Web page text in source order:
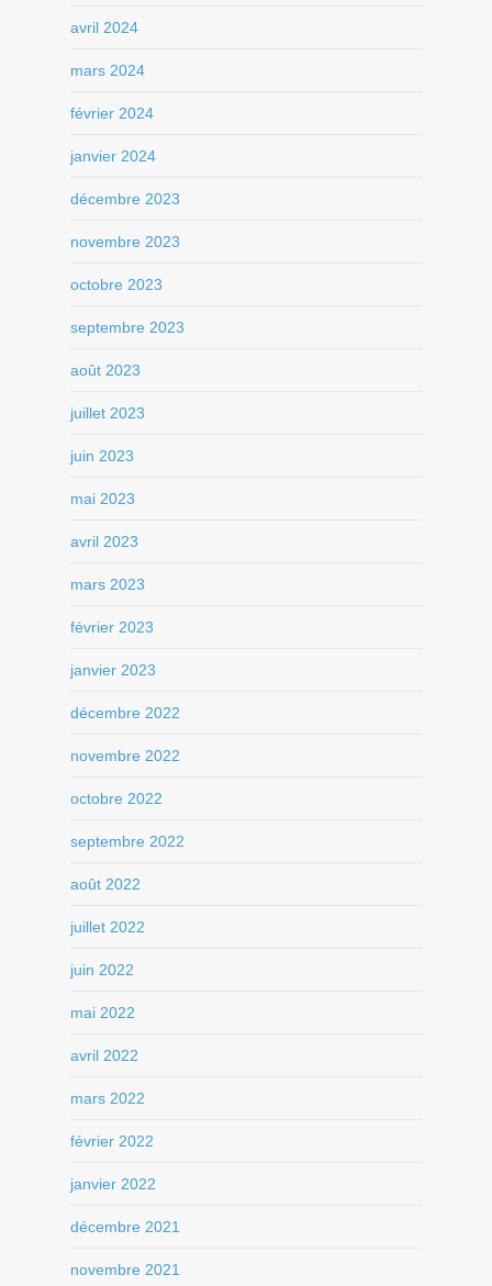
avril 2024
mars 2024
février 2024
janvier 2024
décembre 2023
novembre 2023
octobre 2023
septembre 2023
août 2023
juillet 2023
juin 2023
mai 2023
avril 2023
mars 2023
février 2023
janvier 2023
décembre 2022
novembre 2022
octobre 2022
septembre 2022
août 2022
juillet 2022
juin 2022
mai 2022
avril 2022
mars 2022
février 2022
janvier 2022
décembre 2021
novembre 2021